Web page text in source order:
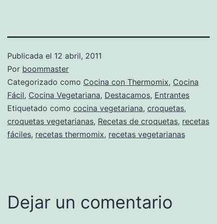
Publicada el 12 abril, 2011
Por boommaster
Categorizado como Cocina con Thermomix, Cocina
Fácil, Cocina Vegetariana, Destacamos, Entrantes
Etiquetado como cocina vegetariana, croquetas,
croquetas vegetarianas, Recetas de croquetas, recetas
fáciles, recetas thermomix, recetas vegetarianas
Dejar un comentario